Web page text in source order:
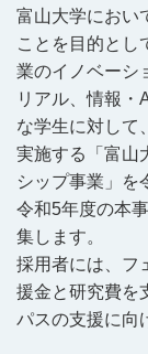
富山大学におい
ことを目的とし
業のイノベーシ
リアル、情報・
な学生に対して
実施する「富山
シップ事業」を
令和5年度の本
集します。
採用者には、フ
援金と研究費を
パスの支援に向